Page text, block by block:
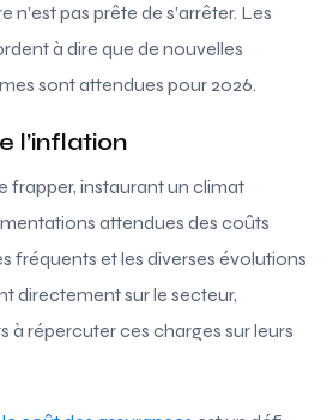
n’est pas prête de s’arrêter. Les
à dire que de nouvelles
sont attendues pour 2026.
l’inflation
frapper, instaurant un climat
attendues des coûts
fréquents et les diverses évolutions
directement sur le secteur,
à répercuter ces charges sur leurs